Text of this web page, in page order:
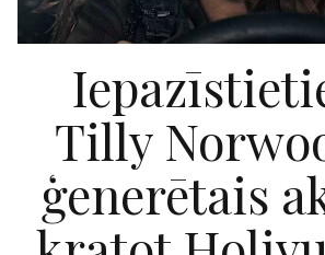
Tilly
ģenerētais